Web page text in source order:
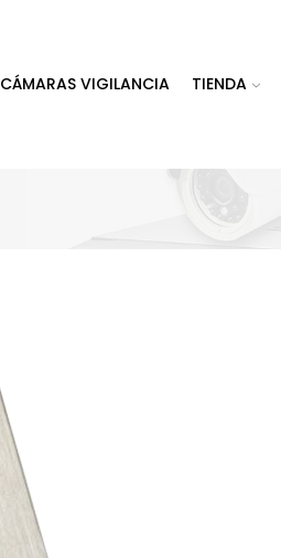
CÁMARAS VIGILANCIA TIENDA